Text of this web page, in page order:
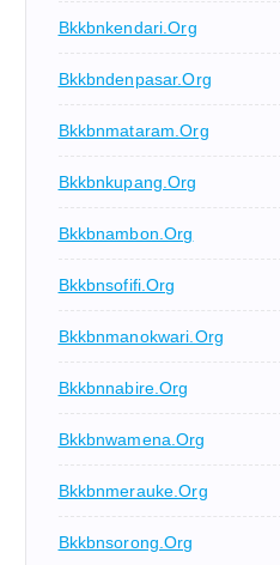
Bkkbnkendari.org
Bkkbndenpasar.org
Bkkbnmataram.org
Bkkbnkupang.org
Bkkbnambon.org
Bkkbnsofifi.org
Bkkbnmanokwari.org
Bkkbnnabire.org
Bkkbnwamena.org
Bkkbnmerauke.org
Bkkbnsorong.org